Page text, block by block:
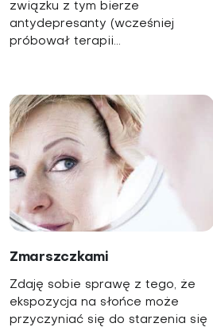
związku z tym bierze
antydepresanty (wcześniej
próbował terapii...
Zmarszczkami
Zdaję sobie sprawę z tego, że
ekspozycja na słońce może
przyczyniać się do starzenia się